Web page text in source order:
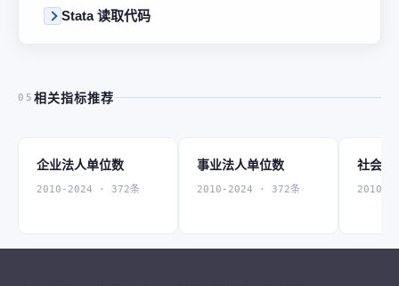
Stata 读取代码
05 相关指标推荐
企业法人单位数
2010-2024 · 372条
事业法人单位数
2010-2024 · 372条
社会团
2010-